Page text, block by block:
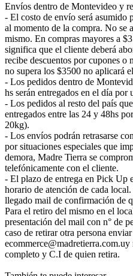
Envíos dentro de Montevideo y
- El costo de envío será asumido
al momento de la compra. No se
mismo. En compras mayores a
significa que el cliente deberá
recibe descuentos por cupones
no supera los $3500 no aplicará
- Los pedidos dentro de
hs serán entregados en el día
- Los pedidos al resto del país
entregados entre las 24 y 48hs
20kg).
- Los envíos podrán retrasarse
por situaciones especiales que
demora, Madre Tierra se
telefónicamente con el cliente.
- El plazo de entrega en Pick Up
horario de atención de cada
llegado mail de confirmación de
Para el retiro del mismo en el
presentación del mail con n° de
caso de retirar otra persona enviar
completo y C.I de quien retira.